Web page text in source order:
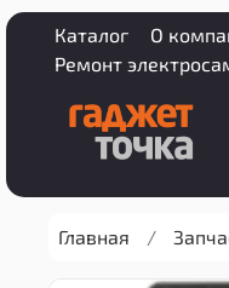
Каталог О
Ремонт
Главная